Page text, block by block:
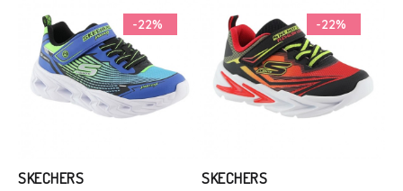
-22%
SKECHERS
-22%
SKECHERS